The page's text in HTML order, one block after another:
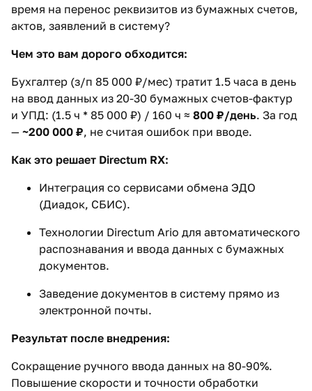
время на перенос реквизитов из бумажных счетов,
актов, заявлений в систему?
Чем это вам дорого обходится:
Бухгалтер (з/п 85 000 ₽/мес) тратит 1.5 часа в день
на ввод данных из 20-30 бумажных счетов-фактур
и УПД: (1.5 ч * 85 000 ₽) / 160 ч ≈ 800 ₽/день. За год
— ~200 000 ₽, не считая ошибок при вводе.
Как это решает Directum RX:
Интеграция со сервисами обмена ЭДО
(Диадок, СБИС).
Технологии Directum Ario для автоматического
распознавания и ввода данных с бумажных
документов.
Заведение документов в систему прямо из
электронной почты.
Результат после внедрения:
Сокращение ручного ввода данных на 80-90%.
Повышение скорости и точности обработки